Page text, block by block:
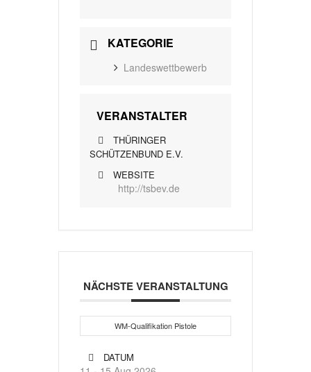
KATEGORIE
Landeswettbewerb
VERANSTALTER
THÜRINGER
SCHÜTZENBUND E.V.
WEBSITE
http://tsbev.de
NÄCHSTE VERANSTALTUNG
WM-Qualifikation Pistole
DATUM